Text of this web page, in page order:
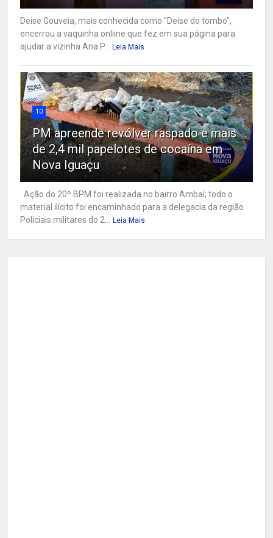
Deise Gouveia, mais conhecida como "Deise do tombo",
encerrou a vaquinha onliine que fez em sua página para
ajudar a vizinha Ana P... Leia Mais
10
PM apreende revólver raspado e mais
de 2,4 mil papelotes de cocaína em
Nova Iguaçu
Ação do 20º BPM foi realizada no bairro Ambaí; todo o
material ilícito foi encaminhado para a delegacia da região
Policiais militares do 2... Leia Mais